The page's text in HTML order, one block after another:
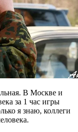
В Москве и
за 1 час игры
я знаю, коллеги